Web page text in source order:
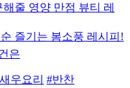
줄 영양 만점 뷰티 레
즐기는 봄소풍 레시피!
은
우요리 #반찬